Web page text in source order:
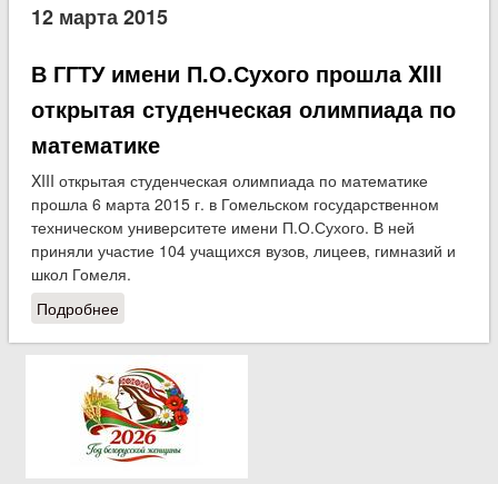
12 марта 2015
В ГГТУ имени П.О.Сухого прошла XIII
открытая студенческая олимпиада по
математике
XIII открытая студенческая олимпиада по математике
прошла 6 марта 2015 г. в Гомельском государственном
техническом университете имени П.О.Сухого. В ней
приняли участие 104 учащихся вузов, лицеев, гимназий и
школ Гомеля.
Подробнеео В ГГТУ имени П.О.Сухого прошла XIII открытая
студенческая олимпиада по математике